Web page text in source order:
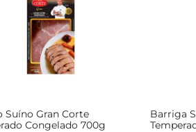
em suas receitas e surpreenda
e prazer à mesa.
Suíno Gran Corte
Congelado 700g
Barriga